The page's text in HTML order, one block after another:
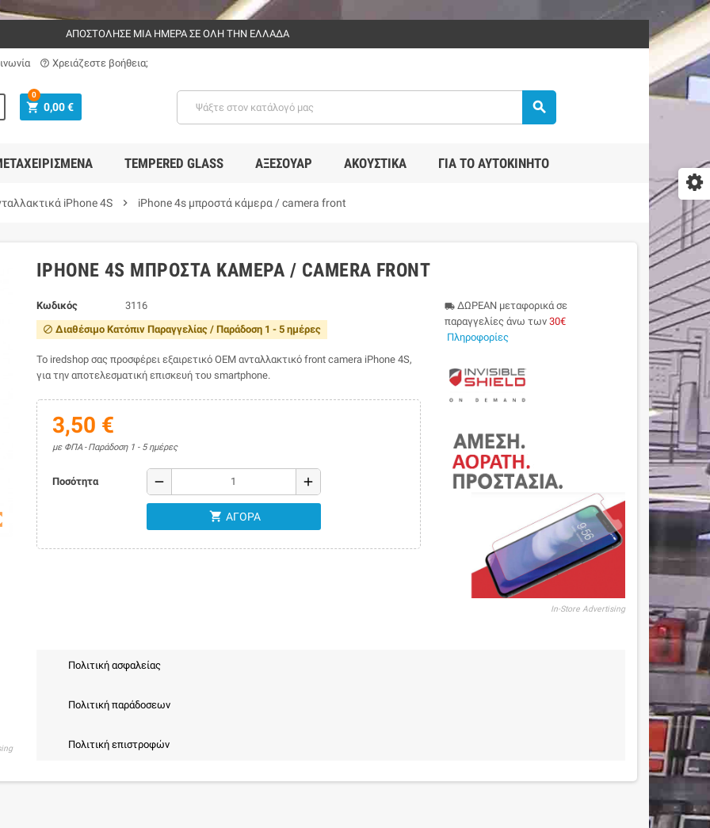
ΑΠΟΣΤΟΛΗΣΕ ΜΙΑ ΗΜΕΡΑ ΣΕ ΟΛΗ ΤΗΝ ΕΛΛΑΔΑ
help_outline Χρειάζεστε βοήθεια;
shopping_cart 0,00 €
0
search
TEMPERED GLASS ΑΞΕΣΟΥΆΡ ΑΚΟΥΣΤΙΚΆ ΓΙΑ ΤΟ ΑΥΤΟΚΊΝΗΤΟ
iΡhone 4S chevron_right iPhone 4s μπροστά κάμερα / camera front
IPHONE 4S ΜΠΡΟΣΤΆ ΚΆΜΕΡΑ / CAMERA FRONT
Κωδικός 3116
block Διαθέσιμο Κατόπιν Παραγγελίας / Παράδοση 1 - 5 ημέρες
Το iredshop σας προσφέρει εξαιρετικό ΟΕΜ ανταλλακτικό front camera iPhone 4S,
για την αποτελεσματική επισκευή του smartphone.
3,50 €
με ΦΠΑ Παράδοση 1 - 5 ημέρες
Ποσότητα remove add
shopping_cart ΑΓΟΡΆ
local_shipping ΔΩΡΕΑΝ μεταφορικά σε
παραγγελίες άνω των 30€
Πληροφορίες
In-Store Advertising
Πολιτική ασφαλείας
Πολιτική παράδοσεων
Πολιτική επιστροφών